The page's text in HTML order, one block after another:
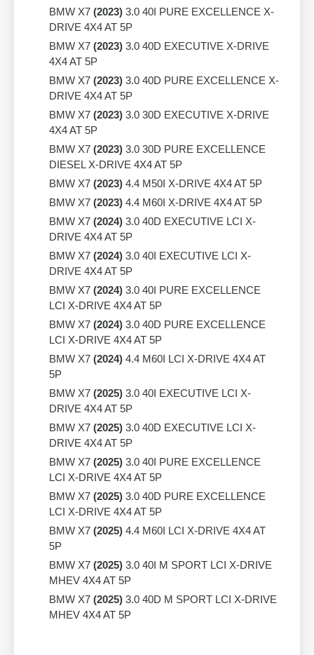
BMW X7 (2023) 3.0 40I PURE EXCELLENCE X-
DRIVE 4X4 AT 5P
BMW X7 (2023) 3.0 40D EXECUTIVE X-DRIVE
4X4 AT 5P
BMW X7 (2023) 3.0 40D PURE EXCELLENCE X-
DRIVE 4X4 AT 5P
BMW X7 (2023) 3.0 30D EXECUTIVE X-DRIVE
4X4 AT 5P
BMW X7 (2023) 3.0 30D PURE EXCELLENCE
DIESEL X-DRIVE 4X4 AT 5P
BMW X7 (2023) 4.4 M50I X-DRIVE 4X4 AT 5P
BMW X7 (2023) 4.4 M60I X-DRIVE 4X4 AT 5P
BMW X7 (2024) 3.0 40D EXECUTIVE LCI X-
DRIVE 4X4 AT 5P
BMW X7 (2024) 3.0 40I EXECUTIVE LCI X-
DRIVE 4X4 AT 5P
BMW X7 (2024) 3.0 40I PURE EXCELLENCE
LCI X-DRIVE 4X4 AT 5P
BMW X7 (2024) 3.0 40D PURE EXCELLENCE
LCI X-DRIVE 4X4 AT 5P
BMW X7 (2024) 4.4 M60I LCI X-DRIVE 4X4 AT
5P
BMW X7 (2025) 3.0 40I EXECUTIVE LCI X-
DRIVE 4X4 AT 5P
BMW X7 (2025) 3.0 40D EXECUTIVE LCI X-
DRIVE 4X4 AT 5P
BMW X7 (2025) 3.0 40I PURE EXCELLENCE
LCI X-DRIVE 4X4 AT 5P
BMW X7 (2025) 3.0 40D PURE EXCELLENCE
LCI X-DRIVE 4X4 AT 5P
BMW X7 (2025) 4.4 M60I LCI X-DRIVE 4X4 AT
5P
BMW X7 (2025) 3.0 40I M SPORT LCI X-DRIVE
MHEV 4X4 AT 5P
BMW X7 (2025) 3.0 40D M SPORT LCI X-DRIVE
MHEV 4X4 AT 5P